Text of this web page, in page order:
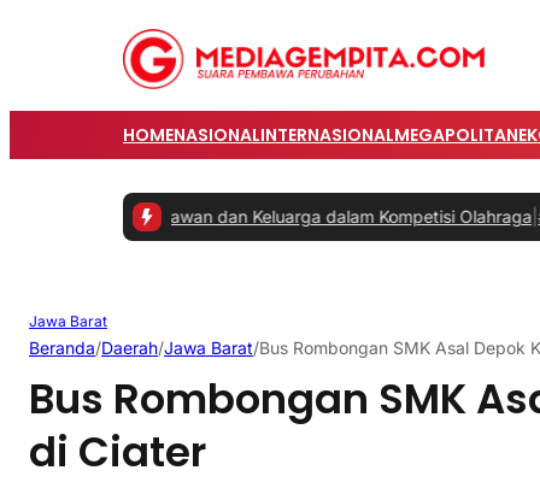
HOMENASIONALINTERNASIONALMEGAPOLITAN
Karyawan dan Keluarga dalam Kompetisi Olahraga| #2 -
Jawa Barat
Beranda/Daerah/Jawa Barat/Bus Rombongan SMK Asal Depok
Bus Rombongan SMK
di Ciater